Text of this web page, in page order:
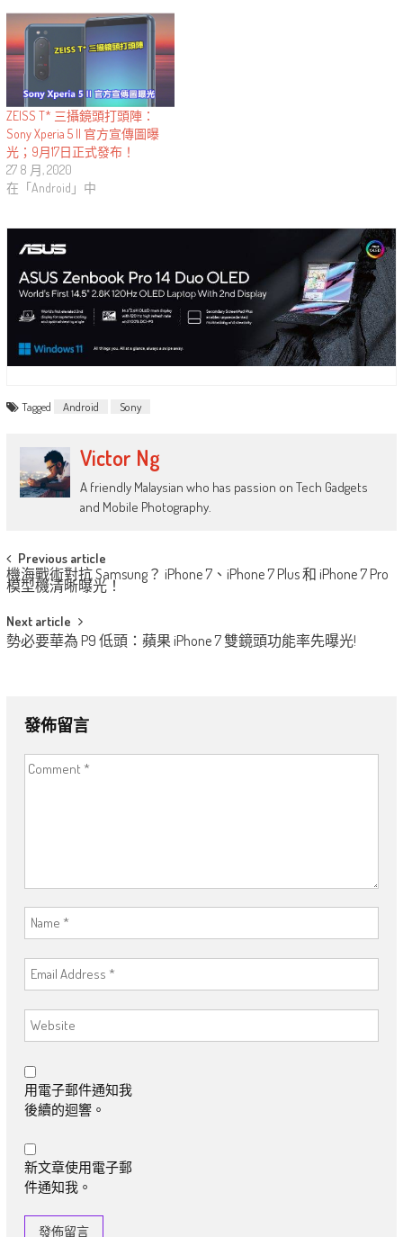
ZEISS T* 三攝鏡頭打頭陣：
Sony Xperia 5 II 官方宣傳圖曝
光；9月17日正式發布！
27 8 月, 2020
在「Android」中
Tagged Android Sony
Victor Ng
A friendly Malaysian who has passion on Tech Gadgets
and Mobile Photography.
Post
navigation
Previous article
機海戰術對抗 Samsung？ iPhone 7、iPhone 7 Plus 和 iPhone 7 Pro
模型機清晰曝光！
Next article
勢必要華為 P9 低頭：蘋果 iPhone 7 雙鏡頭功能率先曝光!
發佈留言
用電子郵件通知我
後續的迴響。
新文章使用電子郵
件通知我。